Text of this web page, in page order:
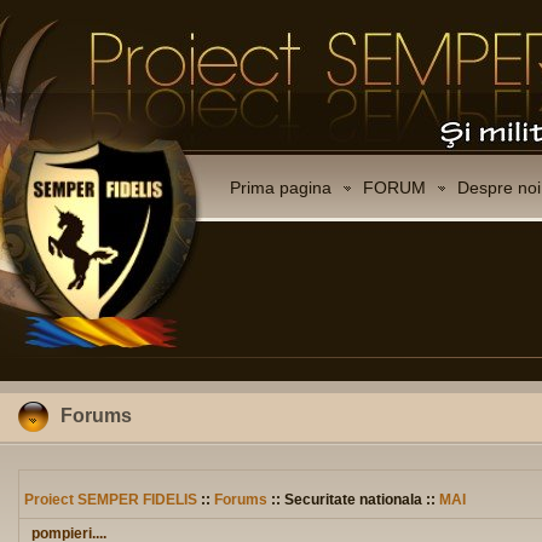
Prima pagina FORUM Despre noi
Forums
Proiect SEMPER FIDELIS :: Forums :: Securitate nationala :: MAI
pompieri....